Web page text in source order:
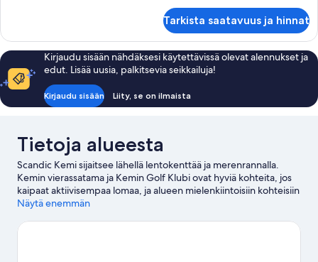
Tarkista saatavuus ja hinnat
Kirjaudu sisään nähdäksesi käytettävissä olevat alennukset ja
edut. Lisää uusia, palkitsevia seikkailuja!
Kirjaudu sisään Liity, se on ilmaista
Tietoja alueesta
Scandic Kemi sijaitsee lähellä lentokenttää ja merenrannalla.
Kemin vierassatama ja Kemin Golf Klubi ovat hyviä kohteita, jos
kaipaat aktiivisempaa lomaa, ja alueen mielenkiintoisiin kohteisiin
kuuluvat SnowExperience365 ja Kotieläinpuisto Arkadia. Täällä
aktiviteetteihin, joihin kuuluu vaellus-/pyöräilyreitit.
Näytä enemmän